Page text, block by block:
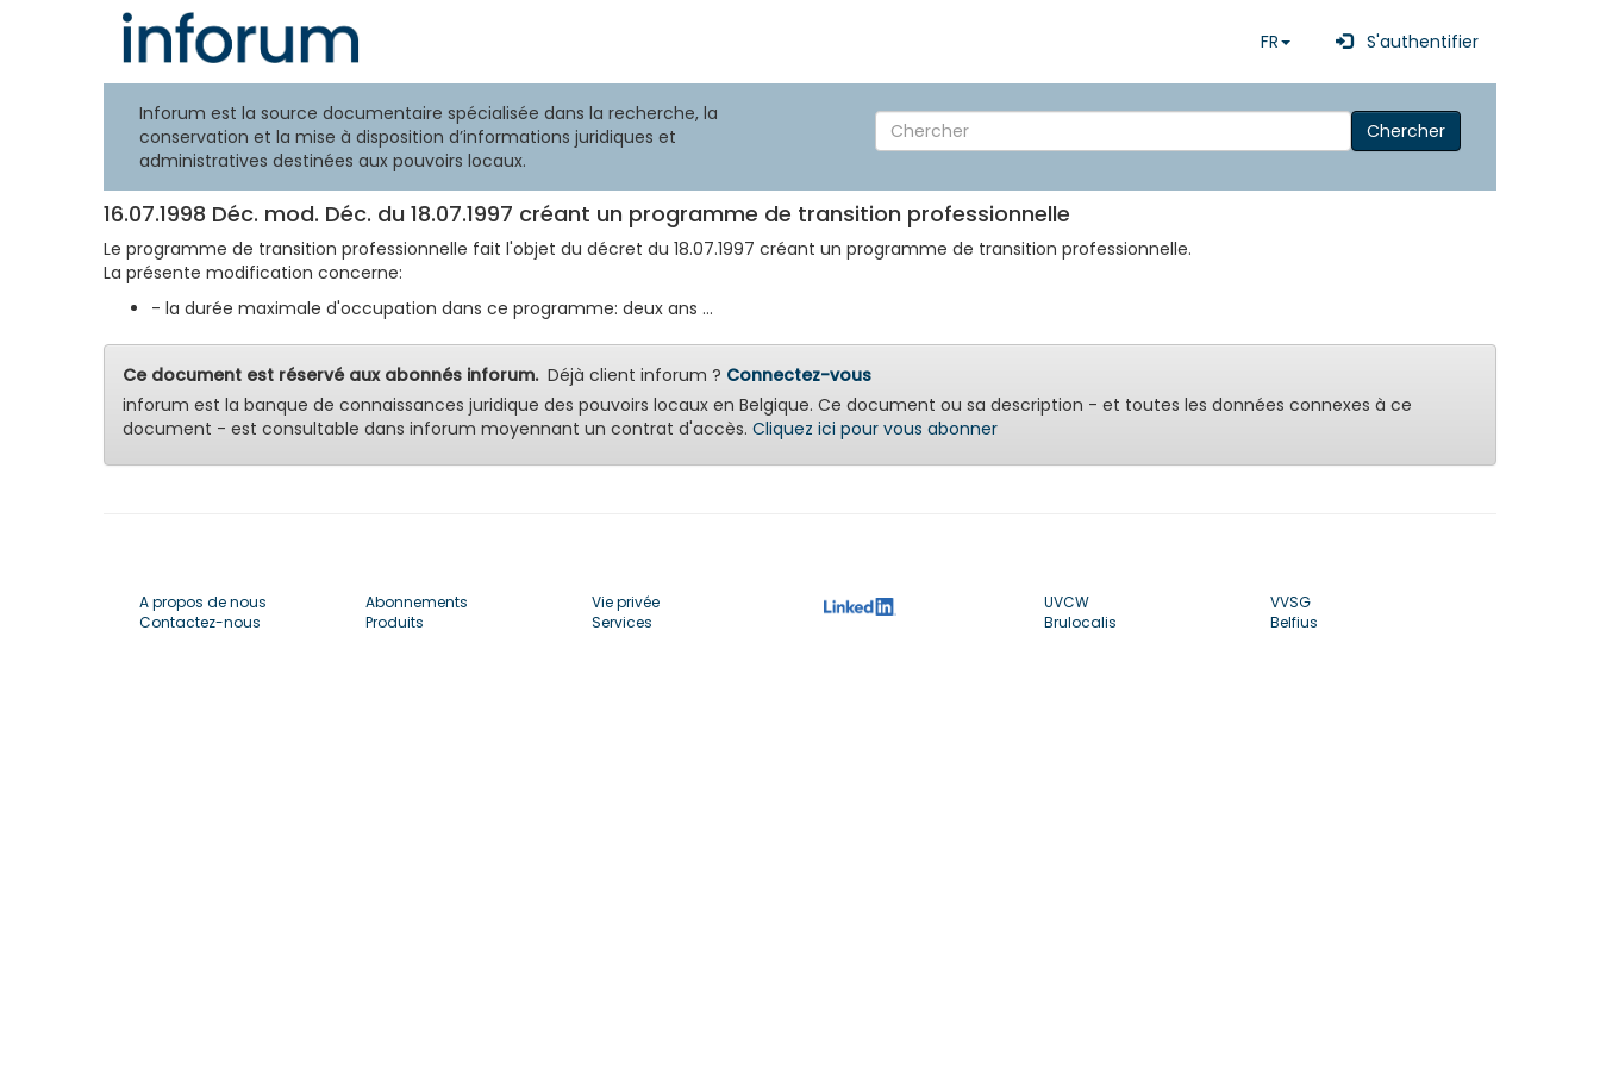
FR S'authentifier
Inforum est la source documentaire spécialisée dans la recherche, la
conservation et la mise à disposition d’informations juridiques et
administratives destinées aux pouvoirs locaux.
Chercher
16.07.1998 Déc. mod. Déc. du 18.07.1997 créant un programme de transition professionnelle
Le programme de transition professionnelle fait l'objet du décret du 18.07.1997 créant un programme de transition professionnelle.
La présente modification concerne:
- la durée maximale d'occupation dans ce programme: deux ans ...
Ce document est réservé aux abonnés inforum.Déjà client inforum ? Connectez-vous
inforum est la banque de connaissances juridique des pouvoirs locaux en Belgique. Ce document ou sa description - et toutes les données connexes à ce
document - est consultable dans inforum moyennant un contrat d'accès. Cliquez ici pour vous abonner
A propos de nous
Contactez-nous
Abonnements
Produits
Vie privée
Services
UVCW
Brulocalis
VVSG
Belfius